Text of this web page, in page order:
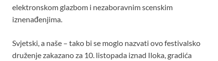
elektronskom glazbom i nezaboravnim scenskim
iznenađenjima.
Svjetski, a naše – tako bi se moglo nazvati ovo festivalsko
druženje zakazano za 10. listopada iznad Iloka, gradića